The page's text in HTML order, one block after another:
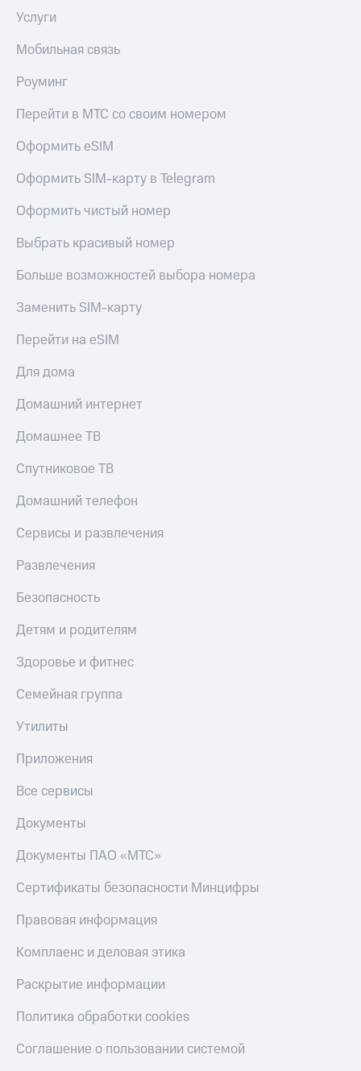
Реквизиты
развитие
На главную
Услуги
Мобильная связь
Роуминг
Перейти в МТС со своим номером
Оформить eSIM
Оформить SIM-карту в Telegram
Оформить чистый номер
Выбрать красивый номер
Больше возможностей выбора номера
Заменить SIM-карту
Перейти на eSIM
Для дома
Домашний интернет
Домашнее ТВ
Спутниковое ТВ
Домашний телефон
Сервисы и развлечения
Развлечения
Безопасность
Детям и родителям
Здоровье и фитнес
Семейная группа
Утилиты
Приложения
Все сервисы
Документы
Документы ПАО «МТС»
Сертификаты безопасности Минцифры
Правовая информация
Комплаенс и деловая этика
Раскрытие информации
Политика обработки cookies
Соглашение о пользовании системой